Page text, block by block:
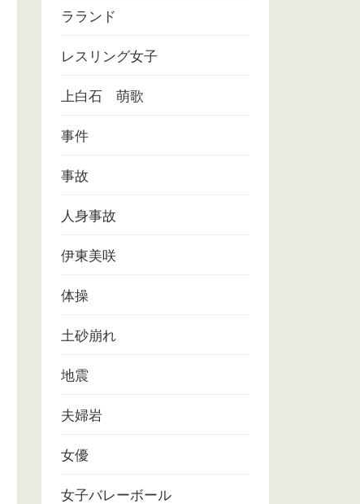
ラランド
レスリング女子
上白石 萌歌
事件
事故
人身事故
伊東美咲
体操
土砂崩れ
地震
夫婦岩
女優
女子バレーボール